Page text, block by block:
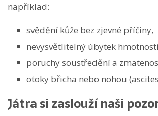
například:
svědění kůže bez zjevné příčiny,
nevysvětlitelný úbytek
poruchy soustředění a
otoky břicha nebo nohou
Játra si zaslouží naši